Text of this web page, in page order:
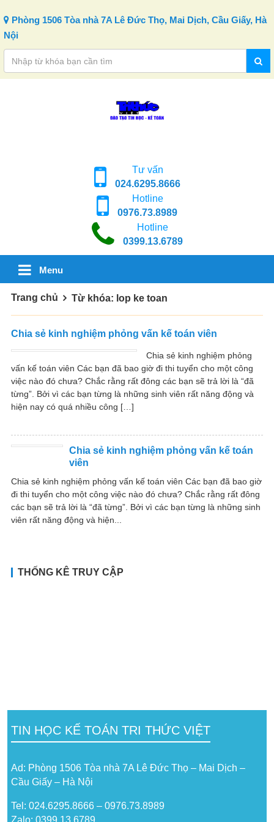
Phòng 1506 Tòa nhà 7A Lê Đức Thọ, Mai Dịch, Cầu Giấy, Hà
Nội
Tư vấn
024.6295.8666
Hotline
0976.73.8989
Hotline
0399.13.6789
Menu
Trang chủ Từ khóa: lop ke toan
Chia sẻ kinh nghiệm phỏng vấn kế toán viên
Chia sẻ kinh nghiệm phỏng
vấn kế toán viên Các bạn đã bao giờ đi thi tuyển cho một công
việc nào đó chưa? Chắc rằng rất đông các bạn sẽ trả lời là “đã
từng”. Bởi vì các bạn từng là những sinh viên rất năng động và
hiện nay có quá nhiều công […]
Chia sẻ kinh nghiệm phỏng vấn kế toán
viên
Chia sẻ kinh nghiệm phỏng vấn kế toán viên Các bạn đã bao giờ
đi thi tuyển cho một công việc nào đó chưa? Chắc rằng rất đông
các bạn sẽ trả lời là “đã từng”. Bởi vì các bạn từng là những sinh
viên rất năng động và hiện...
THỐNG KÊ TRUY CẬP
TIN HỌC KẾ TOÁN TRI THỨC VIỆT
Ad: Phòng 1506 Tòa nhà 7A Lê Đức Thọ – Mai Dịch –
Cầu Giấy – Hà Nội
Tel: 024.6295.8666 – 0976.73.8989
Zalo: 0399 13 6789